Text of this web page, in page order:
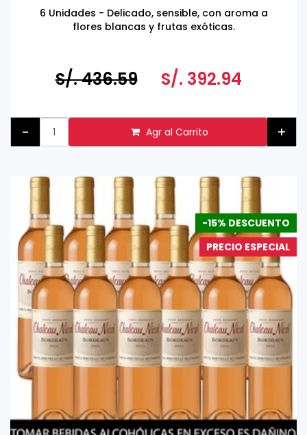
Francia 750 ML
6 Unidades - Delicado, sensible, con aroma a
flores blancas y frutas exóticas.
S/. 436.59 S/. 392.94
- Agr al Carrito +
-15% DESCUENTO
PRECIO ESPECIAL